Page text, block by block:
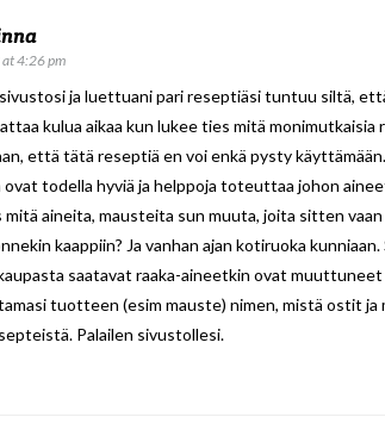
4:26 pm
ja luettuani pari reseptiäsi tuntuu siltä,
kulua aikaa kun lukee ties mitä
että tätä reseptiä en voi enkä pysty
todella hyviä ja helppoja toteuttaa johon
mitä aineita, mausteita sun muuta, joita sitten
kaappiin? Ja vanhan ajan kotiruoka
saatavat raaka-aineetkin ovat
tuotteen (esim mauste) nimen, mistä ostit ja
Palailen sivustollesi.